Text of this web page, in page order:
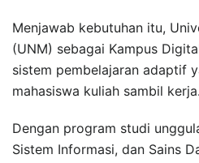
Menjawab kebutuhan itu,
(UNM) sebagai Kampus
sistem pembelajaran adaptif
mahasiswa kuliah sambil kerja.
Dengan program studi
Sistem Informasi, dan Sains